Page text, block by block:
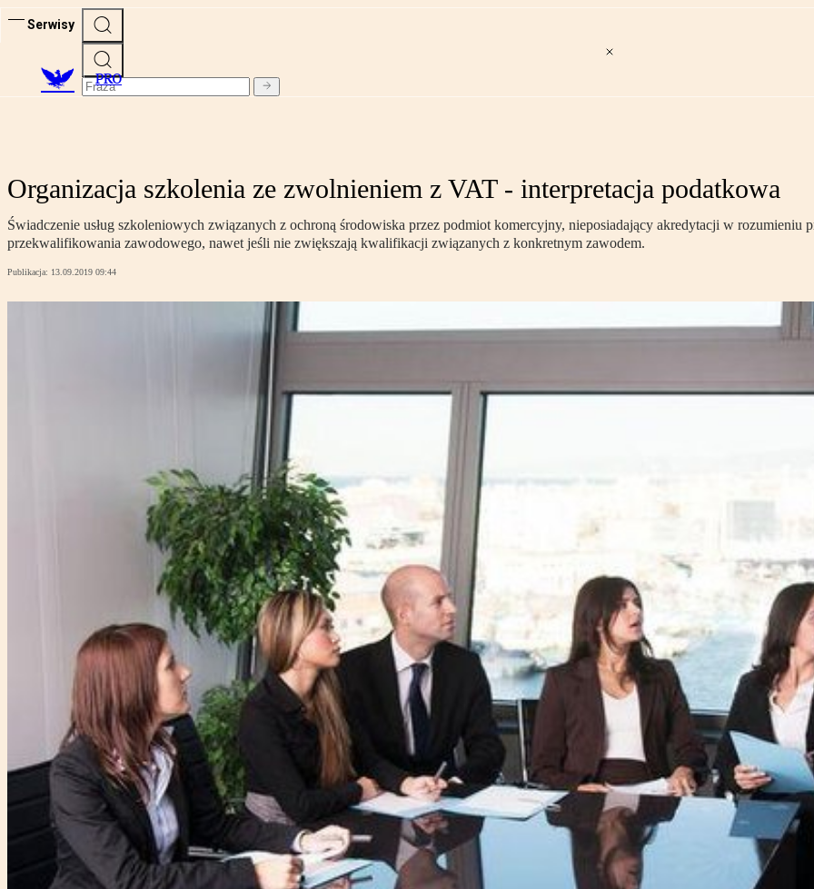
Serwisy
PRO
Organizacja szkolenia ze zwolnieniem z VAT - interpretacja podatkowa
Świadczenie usług szkoleniowych związanych z ochroną środowiska przez podmiot komercyjny, nieposiadający akredytacji w rozumieniu
przekwalifikowania zawodowego, nawet jeśli nie zwiększają kwalifikacji związanych z konkretnym zawodem.
Publikacja: 13.09.2019 09:44